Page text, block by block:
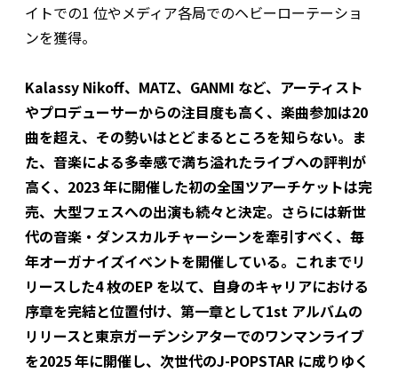
イトでの1 位やメディア各局でのヘビーローテーショ
ンを獲得。
Kalassy Nikoff、MATZ、GANMI など、アーティスト
やプロデューサーからの注目度も高く、楽曲参加は20
曲を超え、その勢いはとどまるところを知らない。ま
た、音楽による多幸感で満ち溢れたライブへの評判が
高く、2023 年に開催した初の全国ツアーチケットは完
売、大型フェスへの出演も続々と決定。さらには新世
代の音楽・ダンスカルチャーシーンを牽引すべく、毎
年オーガナイズイベントを開催している。これまでリ
リースした4 枚のEP を以て、自身のキャリアにおける
序章を完結と位置付け、第一章として1st アルバムの
リリースと東京ガーデンシアターでのワンマンライブ
を2025 年に開催し、次世代のJ-POPSTAR に成りゆく